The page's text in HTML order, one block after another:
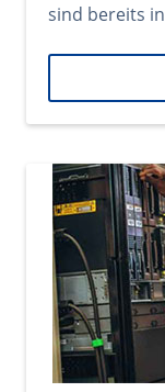
sind bereits